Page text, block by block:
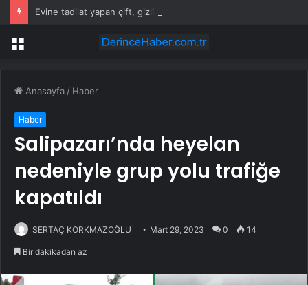
Menü
Anasayfa / Haber
Haber
Salipazarı’nda heyelan
nedeniyle grup yolu trafiğe
kapatıldı
SERTAÇ KORKMAZOĞLU Mart 29, 2023 0 14
Bir dakikadan az